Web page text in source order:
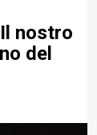
nostro
del